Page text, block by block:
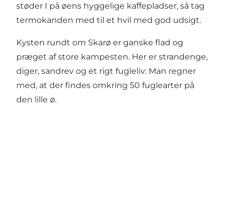
støder I på øens hyggelige kaffepladser, så tag
termokanden med til et hvil med god udsigt.
Kysten rundt om Skarø er ganske flad og
præget af store kampesten. Her er strandenge,
diger, sandrev og et rigt fugleliv: Man regner
med, at der findes omkring 50 fuglearter på
den lille ø.